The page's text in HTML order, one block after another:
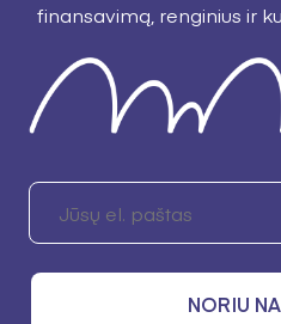
finansavimą, renginius ir
NORIU